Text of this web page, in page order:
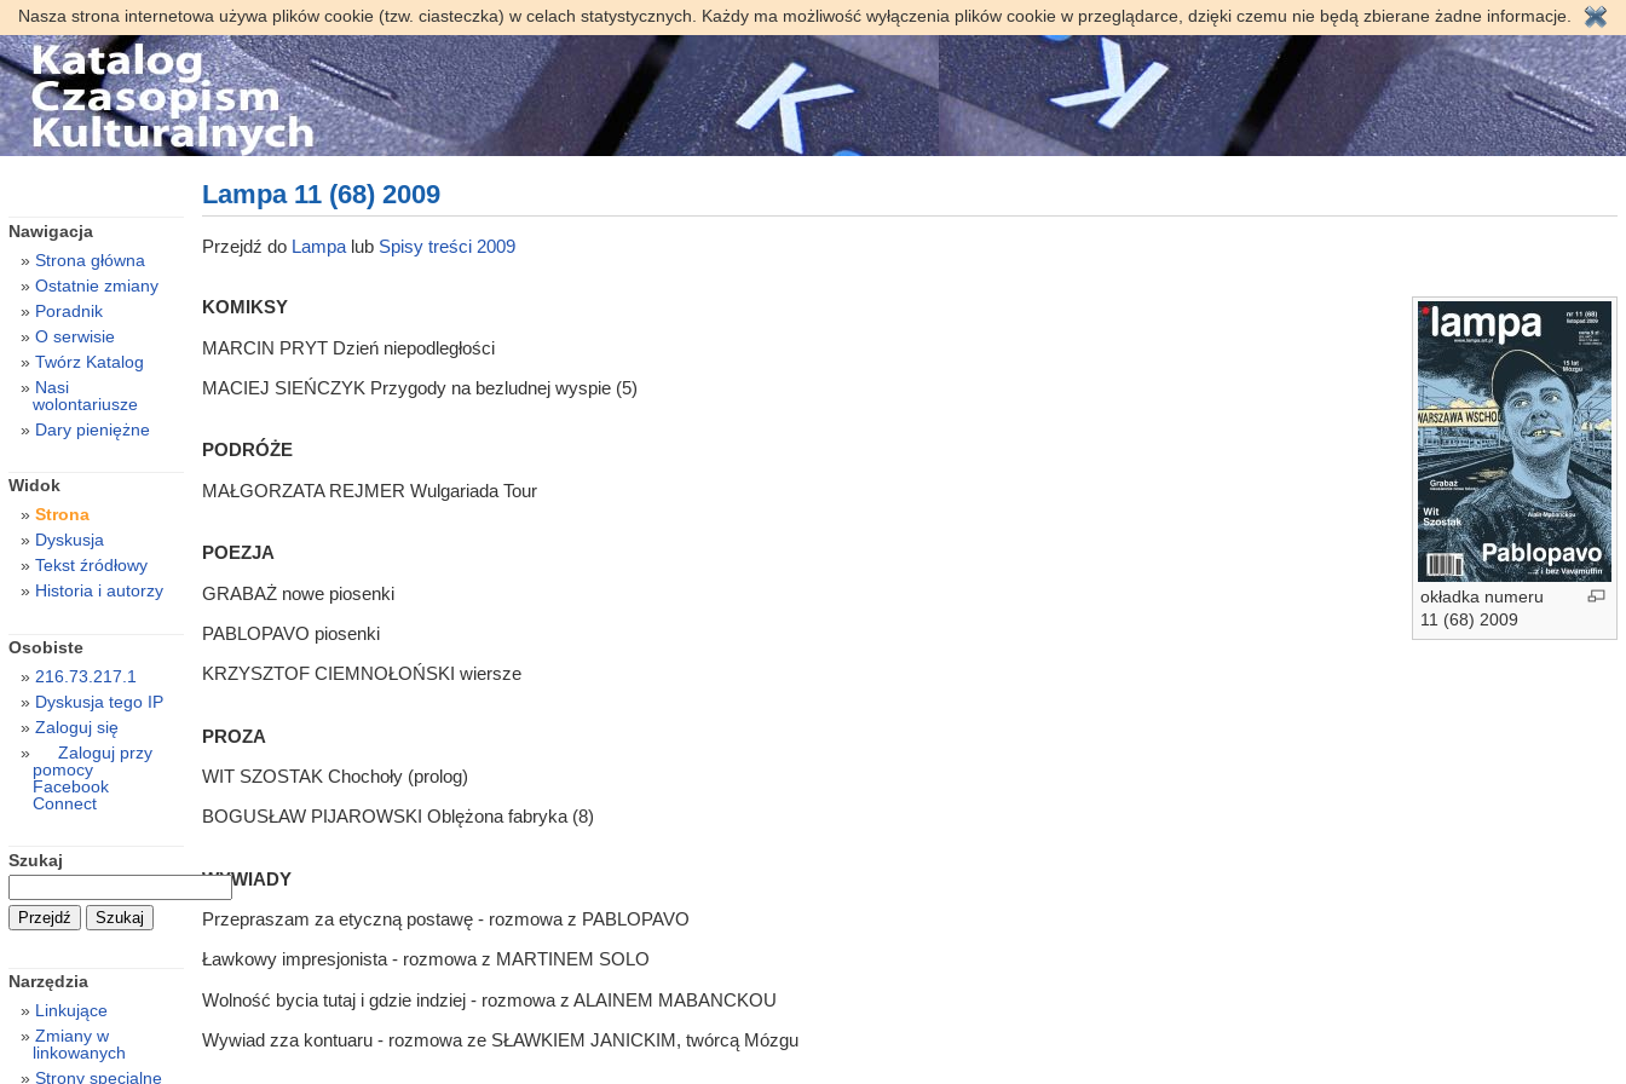
Nasza strona internetowa używa plików cookie (tzw. ciasteczka) w celach statystycznych. Każdy ma możliwość wyłączenia plików cookie w przeglądarce, dzięki czemu nie będą zbierane żadne informacje.
Lampa 11 (68) 2009
Przejdź do Lampalub Spisy treści 2009
okładka numeru
11 (68) 2009
KOMIKSY
MARCIN PRYT Dzień niepodległości
MACIEJ SIEŃCZYK Przygody na bezludnej wyspie (5)
PODRÓŻE
MAŁGORZATA REJMER Wulgariada Tour
POEZJA
GRABAŻ nowe piosenki
PABLOPAVO piosenki
KRZYSZTOF CIEMNOŁOŃSKI wiersze
PROZA
WIT SZOSTAK Chochoły (prolog)
BOGUSŁAW PĲAROWSKI Oblężona fabryka (8)
WYWIADY
Przepraszam za etyczną postawę - rozmowa z PABLOPAVO
Ławkowy impresjonista - rozmowa z MARTINEM SOLO
Wolność bycia tutaj i gdzie indziej - rozmowa z ALAINEM MABANCKOU
Wywiad zza kontuaru - rozmowa ze SŁAWKIEM JANICKIM, twórcą Mózgu
Nawigacja
Strona główna
Ostatnie zmiany
Poradnik
O serwisie
Twórz Katalog
Nasi
wolontariusze
Dary pieniężne
Widok
Strona
Dyskusja
Tekst źródłowy
Historia i autorzy
Osobiste
216.73.217.1
Dyskusja tego IP
Zaloguj się
Zaloguj przy
pomocy
Facebook
Connect
Szukaj
Narzędzia
Linkujące
Zmiany w
linkowanych
Strony specjalne